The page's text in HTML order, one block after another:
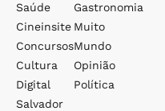
Saúde
Cineinsite
Concursos
Cultura
Digital
Salvador
Gastronomia
Muito
Mundo
Opinião
Política